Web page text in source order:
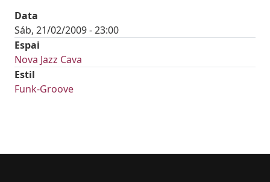
Data
Sáb, 21/02/2009 - 23:00
Espai
Nova Jazz Cava
Estil
Funk-Groove